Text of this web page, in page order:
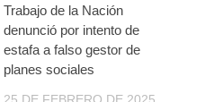
Trabajo de la Nación
denunció por intento de
estafa a falso gestor de
planes sociales